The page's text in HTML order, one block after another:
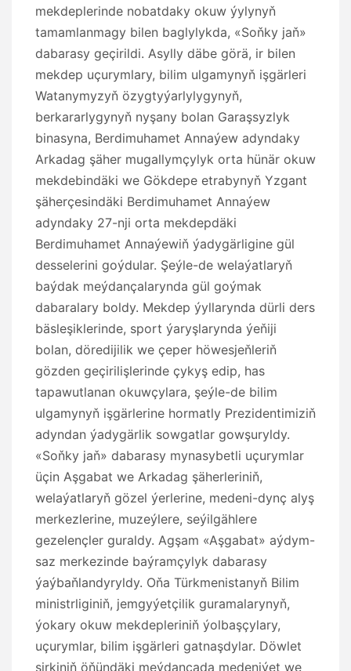
mekdeplerinde nobatdaky okuw ýylynyň
tamamlanmagy bilen baglylykda, «Soňky jaň»
dabarasy geçirildi. Asylly däbe görä, ir bilen
mekdep uçurymlary, bilim ulgamynyň işgärleri
Watanymyzyň özygtyýarlylygynyň,
berkararlygynyň nyşany bolan Garaşsyzlyk
binasyna, Berdimuhamet Annaýew adyndaky
Arkadag şäher mugallymçylyk orta hünär okuw
mekdebindäki we Gökdepe etrabynyň Yzgant
şäherçesindäki Berdimuhamet Annaýew
adyndaky 27-nji orta mekdepdäki
Berdimuhamet Annaýewiň ýadygärligine gül
desselerini goýdular. Şeýle-de welaýatlaryň
baýdak meýdançalarynda gül goýmak
dabaralary boldy. Mekdep ýyllarynda dürli ders
bäsleşiklerinde, sport ýaryşlarynda ýeňiji
bolan, döredijilik we çeper höwesjeňleriň
gözden geçirilişlerinde çykyş edip, has
tapawutlanan okuwçylara, şeýle-de bilim
ulgamynyň işgärlerine hormatly Prezidentimiziň
adyndan ýadygärlik sowgatlar gowşuryldy.
«Soňky jaň» dabarasy mynasybetli uçurymlar
üçin Aşgabat we Arkadag şäherleriniň,
welaýatlaryň gözel ýerlerine, medeni-dynç alyş
merkezlerine, muzeýlere, seýilgählere
gezelençler guraldy. Agşam «Aşgabat» aýdym-
saz merkezinde baýramçylyk dabarasy
ýaýbaňlandyryldy. Oňa Türkmenistanyň Bilim
ministrliginiň, jemgyýetçilik guramalarynyň,
ýokary okuw mekdepleriniň ýolbaşçylary,
uçurymlar, bilim işgärleri gatnaşdylar. Döwlet
sirkiniň öňündäki meýdançada medeniýet we